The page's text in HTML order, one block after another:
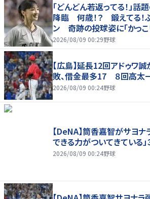
「どんどん若返ってる！」
降臨 何歳！？ 鍛えてる！
ン 奇跡の投球姿に「かっこい
神」
2026/08/09 00:29野球
【広島】延長12回アドゥワ
敗、借金最多17 ８回高太
2026/08/09 00:24野球
【DeNA】筒香嘉智がサヨ
できる力がついてきている
2026/08/09 00:24野球